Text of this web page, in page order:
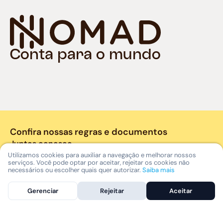
Conta para o mundo
Confira nossas regras e documentos
Juntos conosco
Utilizamos cookies para auxiliar a navegação e melhorar nossos
serviços. Você pode optar por aceitar, rejeitar os cookies não
necessários ou escolher quais quer autorizar. Saiba mais
Gerenciar Rejeitar Aceitar